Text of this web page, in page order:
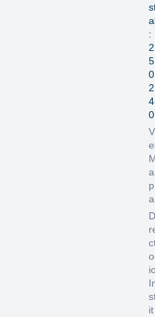
:
2
5
0
2
4
0
V
a
p
a
io
it